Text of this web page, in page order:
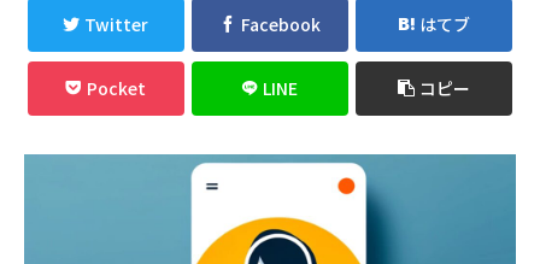
Twitter Facebook はてブ
Pocket LINE コピー